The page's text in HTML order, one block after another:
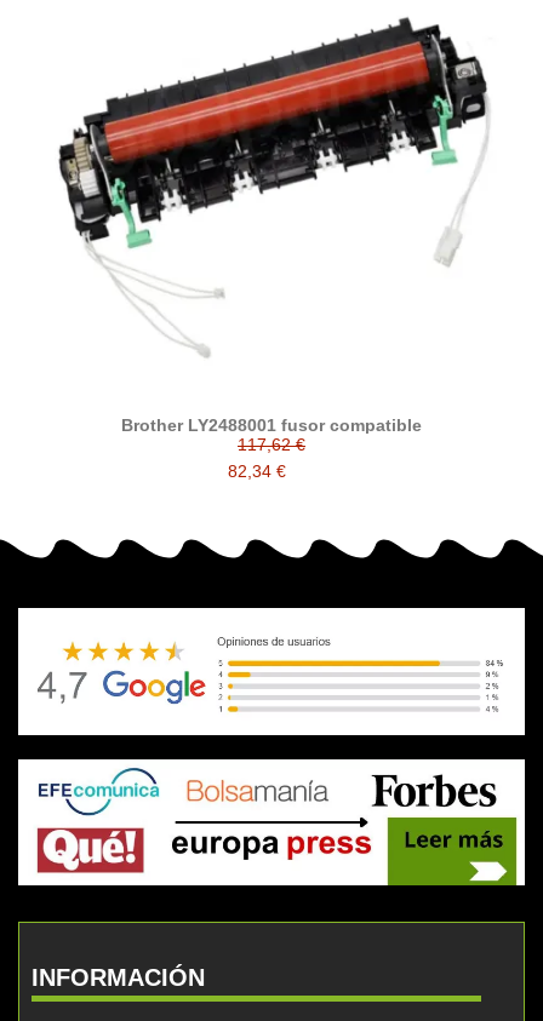
Brother LY2488001 fusor compatible
117,62 €
82,34 €
INFORMACIÓN